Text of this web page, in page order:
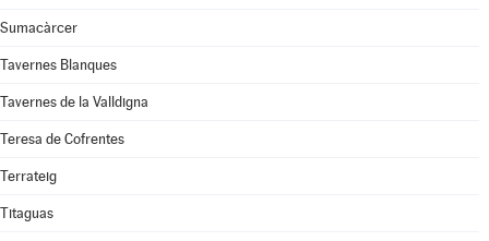
Sumacàrcer
Tavernes Blanques
Tavernes de la Valldigna
Teresa de Cofrentes
Terrateig
Titaguas